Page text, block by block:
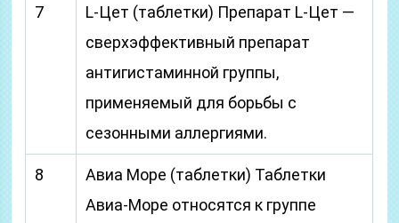
7
L-Цет (таблетки) Препарат L-Цет —
сверхэффективный препарат
антигистаминной группы,
применяемый для борьбы с
сезонными аллергиями.
8
Авиа Море (таблетки) Таблетки
Авиа-Море относятся к группе